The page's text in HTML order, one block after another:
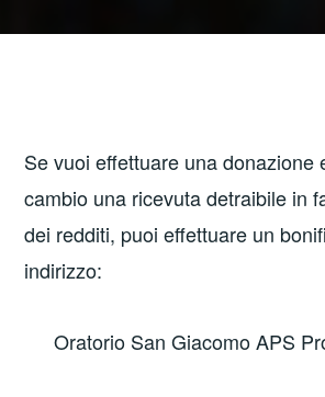
Se vuoi effettuare una donazione
cambio una ricevuta detraibile in
dei redditi, puoi effettuare un
indirizzo:
Oratorio San Giacomo APS